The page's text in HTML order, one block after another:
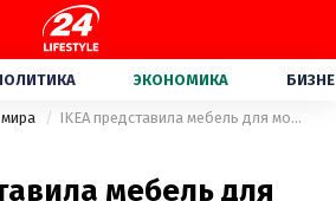
ЭКОНОМИКА
IKEA представила мебель для молодых людей, начинающих самостоятельную жизнь
мебель для